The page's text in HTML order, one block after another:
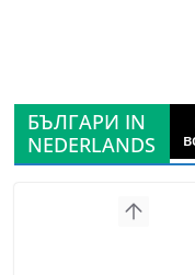
БЪЛГАРИ IN
NEDERLANDS